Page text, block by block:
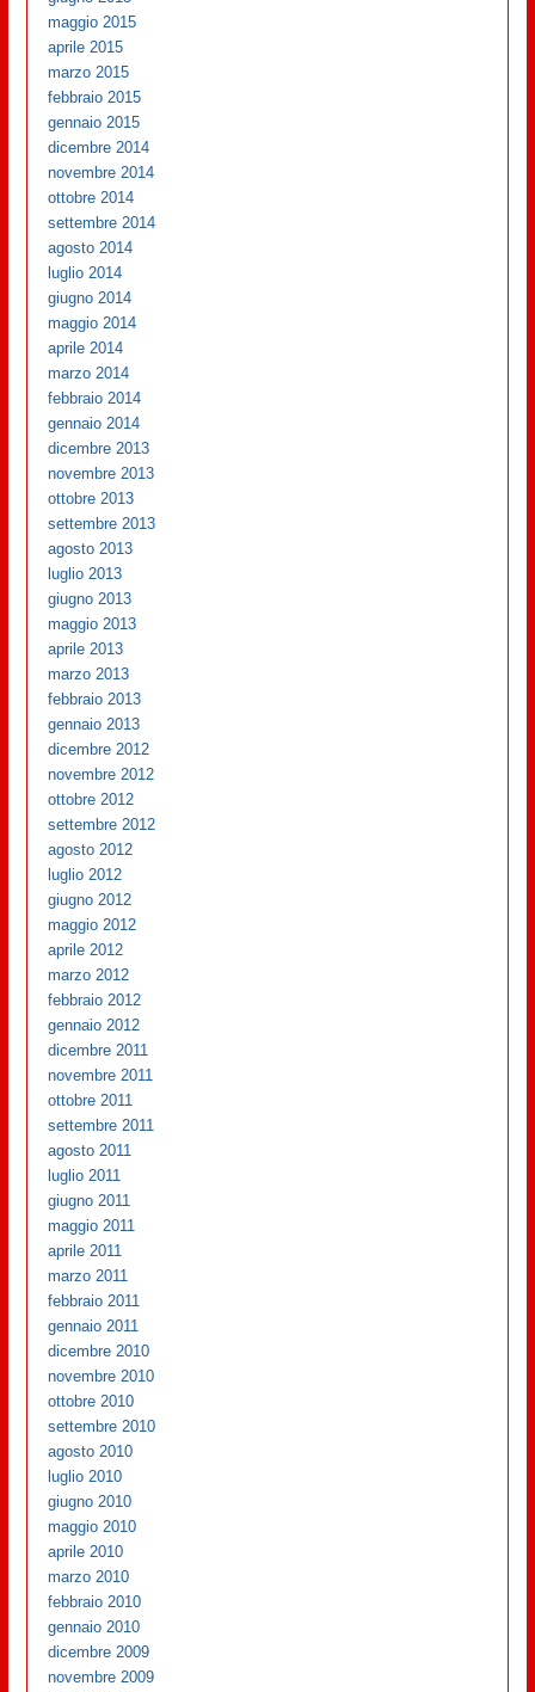
maggio 2015
aprile 2015
marzo 2015
febbraio 2015
gennaio 2015
dicembre 2014
novembre 2014
ottobre 2014
settembre 2014
agosto 2014
luglio 2014
giugno 2014
maggio 2014
aprile 2014
marzo 2014
febbraio 2014
gennaio 2014
dicembre 2013
novembre 2013
ottobre 2013
settembre 2013
agosto 2013
luglio 2013
giugno 2013
maggio 2013
aprile 2013
marzo 2013
febbraio 2013
gennaio 2013
dicembre 2012
novembre 2012
ottobre 2012
settembre 2012
agosto 2012
luglio 2012
giugno 2012
maggio 2012
aprile 2012
marzo 2012
febbraio 2012
gennaio 2012
dicembre 2011
novembre 2011
ottobre 2011
settembre 2011
agosto 2011
luglio 2011
giugno 2011
maggio 2011
aprile 2011
marzo 2011
febbraio 2011
gennaio 2011
dicembre 2010
novembre 2010
ottobre 2010
settembre 2010
agosto 2010
luglio 2010
giugno 2010
maggio 2010
aprile 2010
marzo 2010
febbraio 2010
gennaio 2010
dicembre 2009
novembre 2009